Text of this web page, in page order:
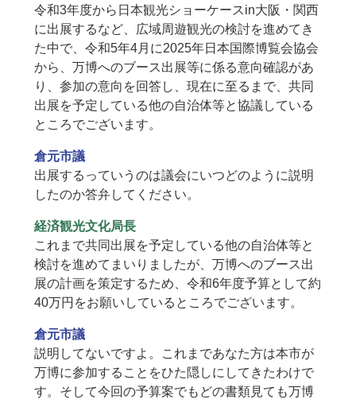
令和3年度から日本観光ショーケースin大阪・関西
に出展するなど、広域周遊観光の検討を進めてき
た中で、令和5年4月に2025年日本国際博覧会協会
から、万博へのブース出展等に係る意向確認があ
り、参加の意向を回答し、現在に至るまで、共同
出展を予定している他の自治体等と協議している
ところでございます。
倉元市議
出展するっていうのは議会にいつどのように説明
したのか答弁してください。
経済観光文化局長
これまで共同出展を予定している他の自治体等と
検討を進めてまいりましたが、万博へのブース出
展の計画を策定するため、令和6年度予算として約
40万円をお願いしているところでございます。
倉元市議
説明してないですよ。これまであなた方は本市が
万博に参加することをひた隠しにしてきたわけで
す。そして今回の予算案でもどの書類見ても万博